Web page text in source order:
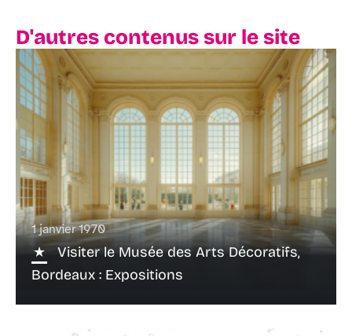
D'autres contenus sur le site
1 janvier 1970
Visiter le Musée des Arts Décoratifs,
Bordeaux : Expositions